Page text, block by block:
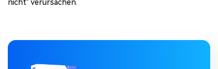
nicht" verursachen.